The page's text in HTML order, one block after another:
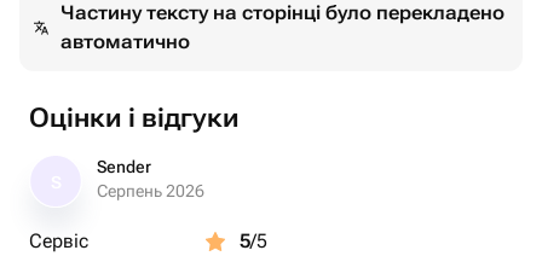
правила, чтобы букет простоял долго: Смена воды раз
в сутки; Подрезайте стебли на 0,5см при каждой смене
Следите за свежестью воды, не допускайте попадания
листьев и лепестков в воду.
Частину тексту на сторінці було перекладено
автоматично
Оцінки і відгуки
Sender
Серпень 2026
Сервіс 5/5